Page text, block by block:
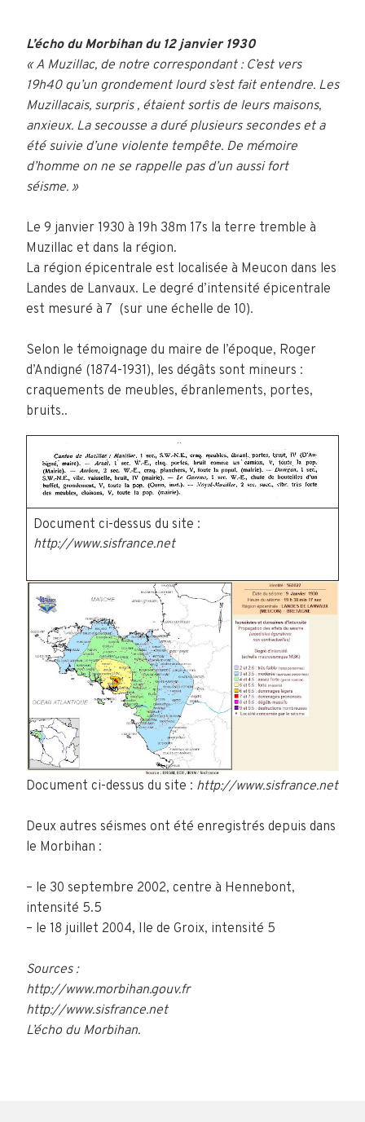
L’écho du Morbihan du 12 janvier 1930
« A Muzillac, de notre correspondant : C’est vers
19h40 qu’un grondement lourd s’est fait entendre. Les
Muzillacais, surpris , étaient sortis de leurs maisons,
anxieux. La secousse a duré plusieurs secondes et a
été suivie d’une violente tempête. De mémoire
d’homme on ne se rappelle pas d’un aussi fort
séisme. »
Le 9 janvier 1930 à 19h 38m 17s la terre tremble à
Muzillac et dans la région.
La région épicentrale est localisée à Meucon dans les
Landes de Lanvaux. Le degré d’intensité épicentrale
est mesuré à 7 (sur une échelle de 10).
Selon le témoignage du maire de l’époque, Roger
d’Andigné (1874-1931), les dégâts sont mineurs :
craquements de meubles, ébranlements, portes,
bruits..
Document ci-dessus du site :
http://www.sisfrance.net
Document ci-dessus du site : http://www.sisfrance.net
Deux autres séismes ont été enregistrés depuis dans
le Morbihan :
– le 30 septembre 2002, centre à Hennebont,
intensité 5.5
– le 18 juillet 2004, Ile de Groix, intensité 5
Sources :
http://www.morbihan.gouv.fr
http://www.sisfrance.net
L’écho du Morbihan.